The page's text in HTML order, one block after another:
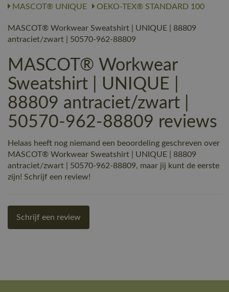
MASCOT® UNIQUE
OEKO-TEX® STANDARD 100
MASCOT® Workwear Sweatshirt | UNIQUE | 88809
antraciet/zwart | 50570-962-88809
MASCOT® Workwear
Sweatshirt | UNIQUE |
88809 antraciet/zwart |
50570-962-88809 reviews
Helaas heeft nog niemand een beoordeling geschreven over
MASCOT® Workwear Sweatshirt | UNIQUE | 88809
antraciet/zwart | 50570-962-88809, maar jij kunt de eerste
zijn! Schrijf een review!
Schrijf een review